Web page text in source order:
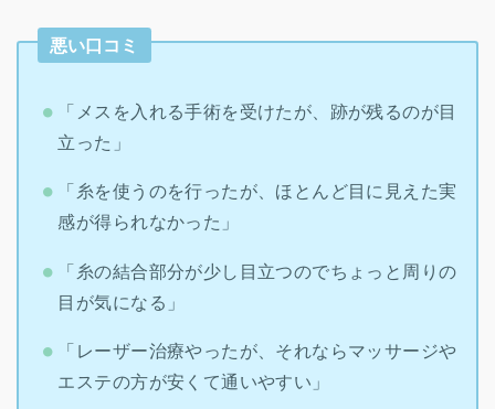
悪い口コミ
「メスを入れる手術を受けたが、跡が残るのが目
立った」
「糸を使うのを行ったが、ほとんど目に見えた実
感が得られなかった」
「糸の結合部分が少し目立つのでちょっと周りの
目が気になる」
「レーザー治療やったが、それならマッサージや
エステの方が安くて通いやすい」